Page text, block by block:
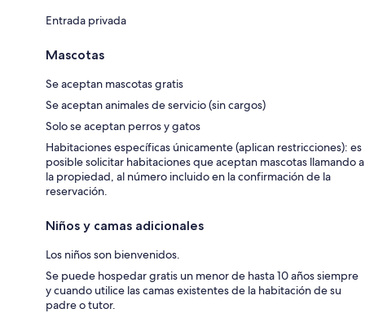
Entrada privada
Mascotas
Se aceptan mascotas gratis
Se aceptan animales de servicio (sin cargos)
Solo se aceptan perros y gatos
Habitaciones específicas únicamente (aplican restricciones): es
posible solicitar habitaciones que aceptan mascotas llamando a
la propiedad, al número incluido en la confirmación de la
reservación.
Niños y camas adicionales
Los niños son bienvenidos.
Se puede hospedar gratis un menor de hasta 10 años siempre
y cuando utilice las camas existentes de la habitación de su
padre o tutor.